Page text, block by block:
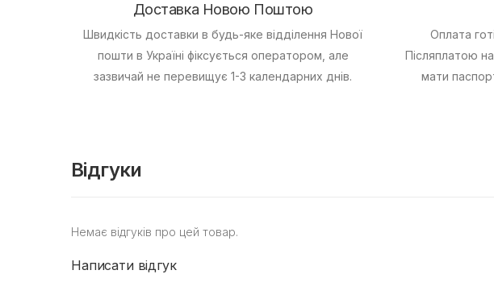
Доставка Новою Поштою
Швидкість доставки в будь-яке відділення Нової
пошти в Україні фіксується оператором, але
зазвичай не перевищує 1-3 календарних днів.
Оплата
Післяплатою
мати
Відгуки
Немає відгуків про цей товар.
Написати відгук